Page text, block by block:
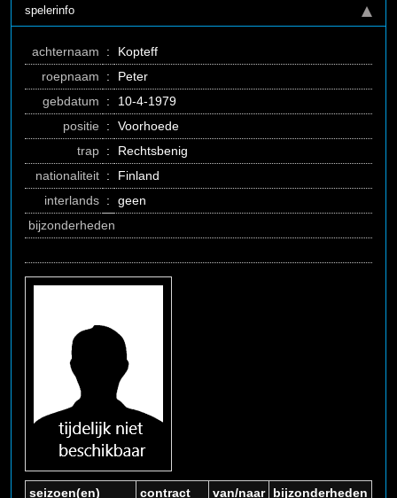
spelerinfo
achternaam :
Kopteff
roepnaam
:
Peter
gebdatum
:
10-4-1979
positie :
Voorhoede
trap :
Rechtsbenig
nationaliteit :
Finland
interlands :
geen
bijzonderheden
seizoen(en) contract van/naar bijzonderheden